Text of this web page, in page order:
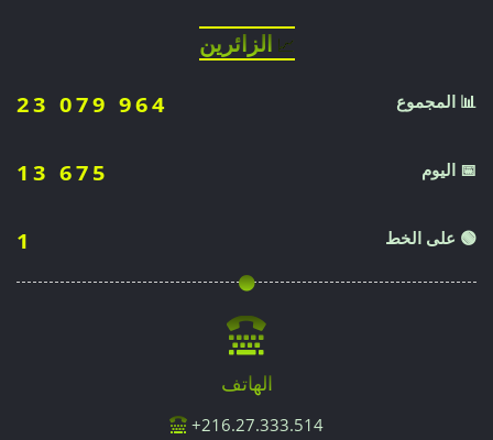
📈 الزائرين
📊 المجموع 23 079 964
📅 اليوم 13 675
🟢 على الخط 1
الهاتف
216.27.333.514+